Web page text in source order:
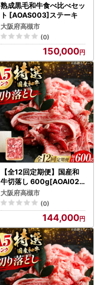
熟成黒毛和牛食べ比べセッ
ト [AOAS003]ステーキ
大阪府高槻市
(0)
150,000
【全12回定期便】国産和
牛切落し 600g[AOAI025
] 牛肉切り落とし
大阪府高槻市
(0)
144,000